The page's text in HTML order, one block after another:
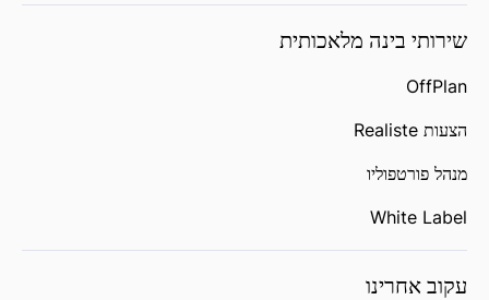
שירותי בינה מלאכותית
OffPlan
הצעות Realiste
מנהל פורטפוליו
White Label
עקוב אחרינו